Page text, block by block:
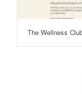
The Wellness